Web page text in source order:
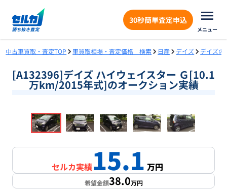
30秒簡単査定申込
メニュー
中古車買取・査定TOP 車買取相場・査定価格 検索 日産 デイズ デイズの
[A132396]デイズ ハイウェイスター Ｇ[10.1
万km/2015年式]のオークション実績
1/18
セルカ実績15.1万円
希望金額38.0万円